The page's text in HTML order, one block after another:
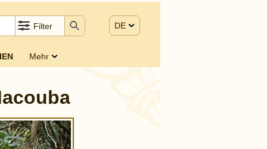
Filter DE
Mehr